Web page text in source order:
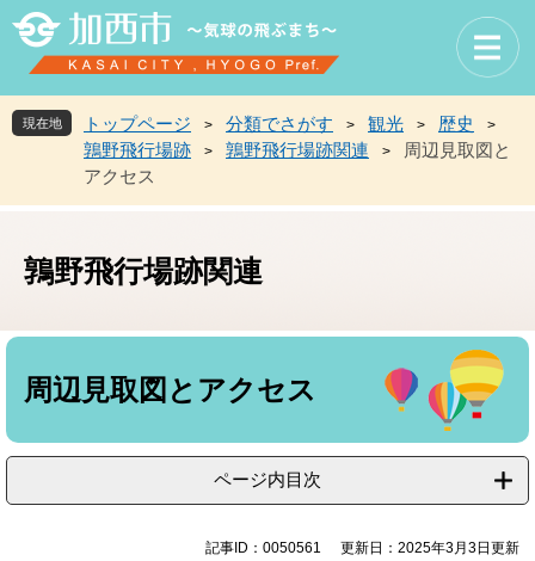
先
頭
を
飛
現在地 トップページ > 分類でさがす > 観光 > 歴史 >
鶉野飛行場跡 > 鶉野飛行場跡関連 >
周辺見取図と
アクセス
鶉野飛行場跡関連
本
周辺見取図とアクセス
ページ内目次
記事ID：0050561 更新日：2025年3月3日更新